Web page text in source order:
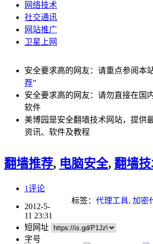
网络技术
社交通讯
网站推广
卫星上网
安全要求高的网友：请重点参阅本
荐”
安全要求高的网友：请勿直接在国
软件
美博园是安全翻墙技术网站，提供
资讯、软件及教程
翻墙推荐, 电脑安全, 翻墙
1评论
标签： 代理工具, 加密
2012-5-
11 23:31
短网址
字号